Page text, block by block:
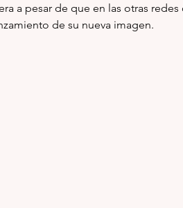
a pesar de que en las otras
de su nueva imagen.